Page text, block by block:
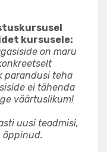
kursusele:
on maru
parandusi teha
ei tähenda
väärtuslikum!
uusi teadmisi,
õppinud.